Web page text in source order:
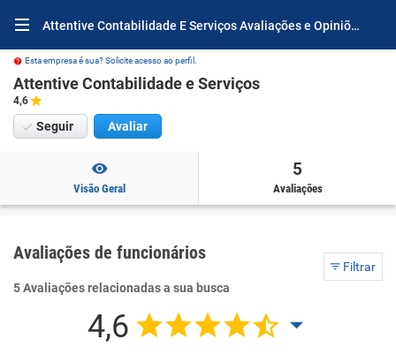
Attentive Contabilidade E Serviços Avaliações e Opiniões
Esta empresa é sua? Solicite acesso ao perfil.
Attentive Contabilidade e Serviços
4,6
Seguir Avaliar
Visão Geral
5
Avaliações
Avaliações de funcionários
Filtrar
5 Avaliações relacionadas a sua busca
4,6